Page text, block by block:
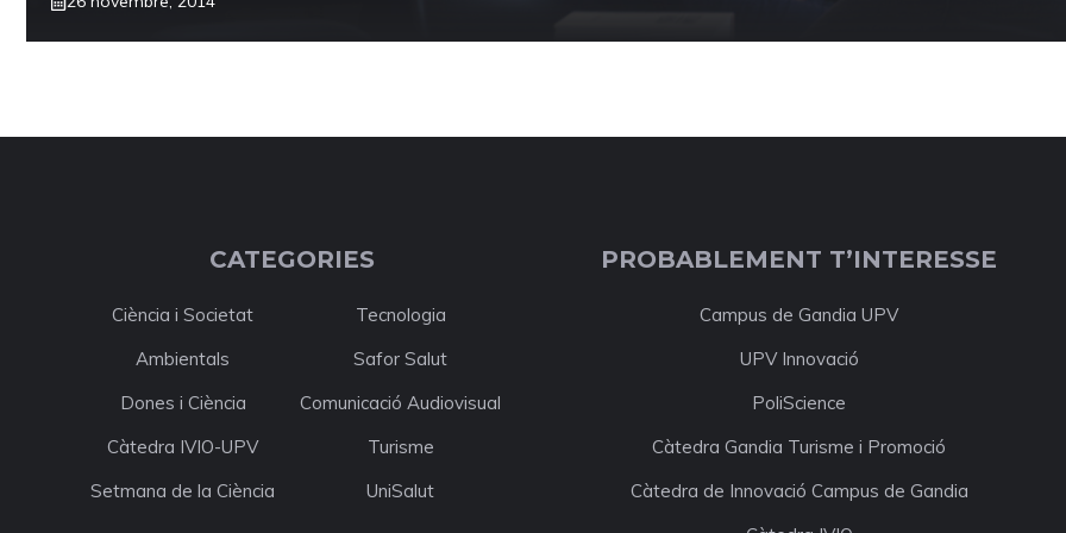
CATEGORIES
Ciència i Societat
Tecnologia
Ambientals
Safor Salut
Dones i Ciència
Comunicació Audiovisual
Càtedra IVIO-UPV
Turisme
Setmana de la Ciència
UniSalut
PROBABLEMENT T’INTERESSE
Campus de Gandia UPV
UPV Innovació
PoliScience
Càtedra Gandia Turisme i Promoció
Càtedra de Innovació Campus de Gandia